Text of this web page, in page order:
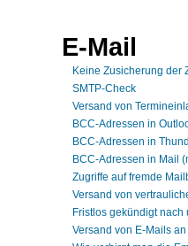
E-Mail
Keine Zusicherung der
SMTP-Check
Versand von
BCC-Adressen in
BCC-Adressen in
BCC-Adressen in Mail
Zugriffe auf fremde
Versand von
Fristlos gekündigt
Versand von E-Mails